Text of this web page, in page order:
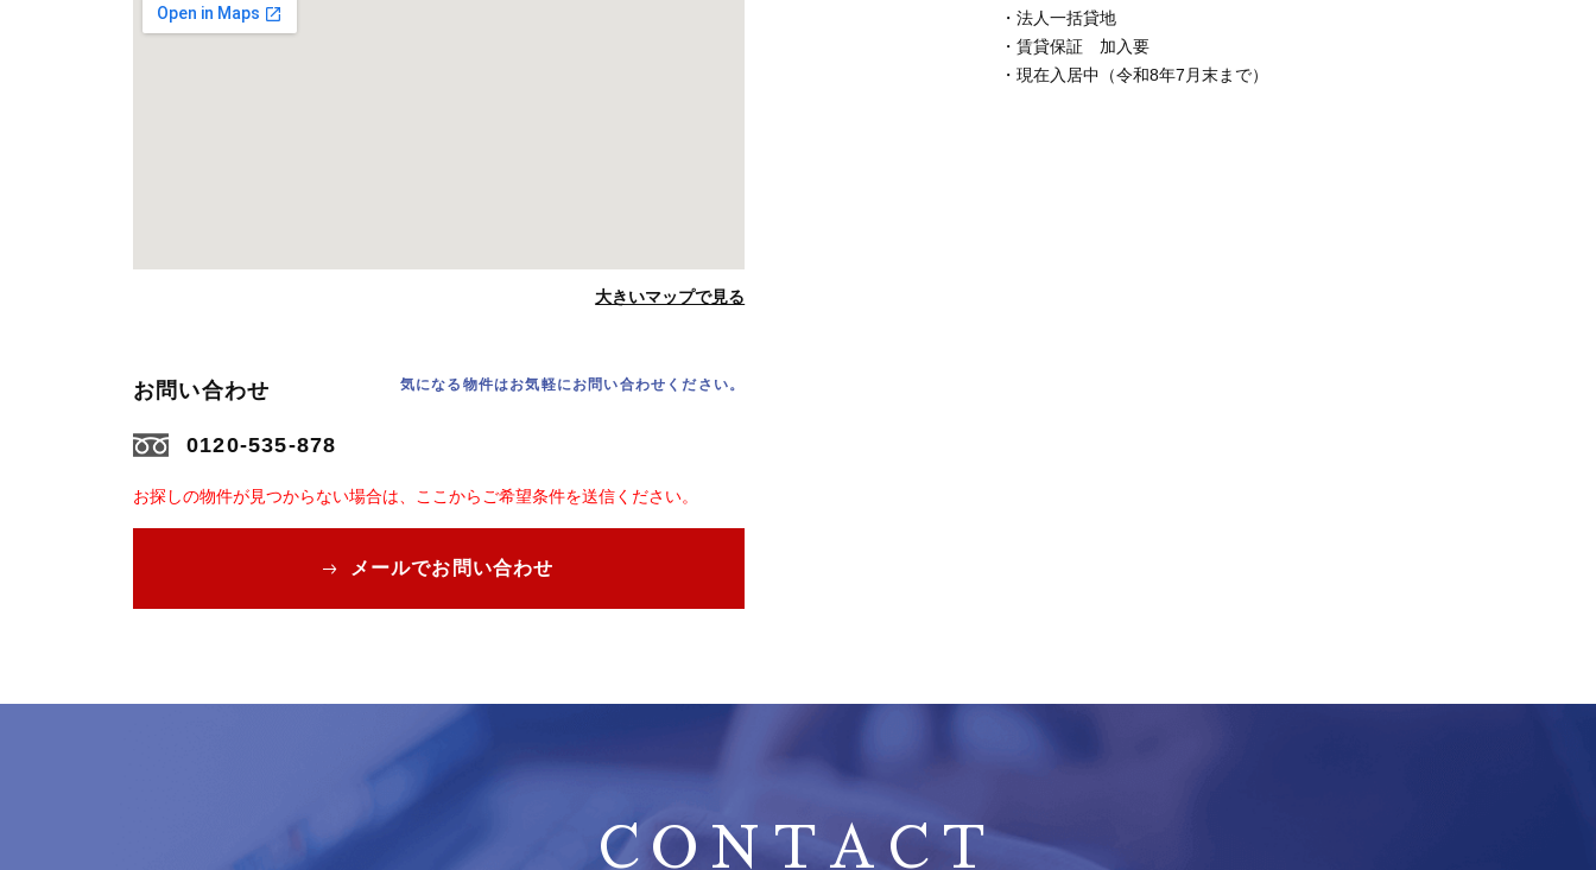
大きいマップで見る
お問い合わせ 気になる物件はお気軽にお問い合わせください。
0120-535-878
お探しの物件が見つからない場合は、ここからご希望条件を送信ください。
メールでお問い合わせ
・法人一括貸地
・賃貸保証 加入要
・現在入居中（令和8年7月末まで）
CONTACT